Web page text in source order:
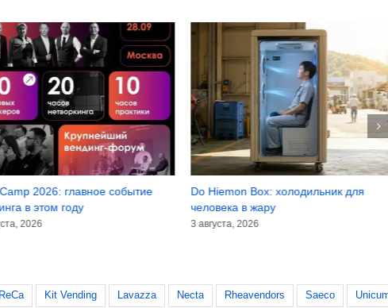
2026: главное событие
в этом году
2026
Do Hiemon Box: холодильник для
человека в жару
3 августа, 2026
Kit Vending Lavazza Necta Rheavendors Saeco